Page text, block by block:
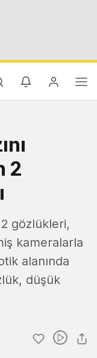
2
gözlükleri,
kameralarla
alanında
düşük